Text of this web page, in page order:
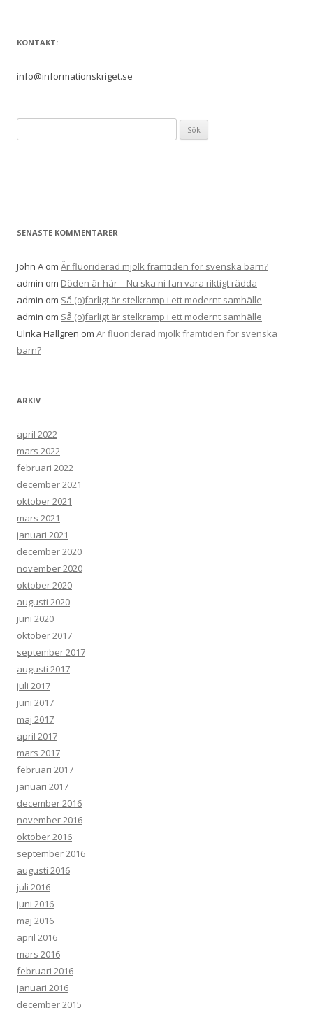
KONTAKT:
info@informationskriget.se
ö
e
:
SENASTE KOMMENTARER
John A om Är fluoriderad mjölk framtiden för svenska barn?
admin om Döden är här – Nu ska ni fan vara riktigt rädda
admin om Så (o)farligt är stelkramp i ett modernt samhälle
admin om Så (o)farligt är stelkramp i ett modernt samhälle
Ulrika Hallgren om Är fluoriderad mjölk framtiden för svenska
barn?
ARKIV
april 2022
mars 2022
februari 2022
december 2021
oktober 2021
mars 2021
januari 2021
december 2020
november 2020
oktober 2020
augusti 2020
juni 2020
oktober 2017
september 2017
augusti 2017
juli 2017
juni 2017
maj 2017
april 2017
mars 2017
februari 2017
januari 2017
december 2016
november 2016
oktober 2016
september 2016
augusti 2016
juli 2016
juni 2016
maj 2016
april 2016
mars 2016
februari 2016
januari 2016
december 2015